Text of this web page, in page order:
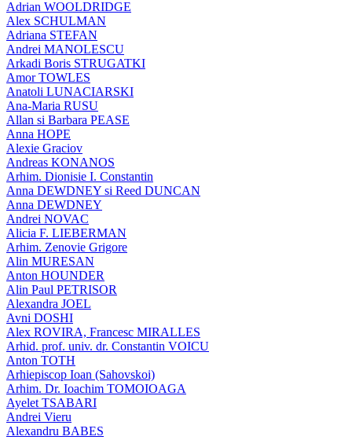
Adrian WOOLDRIDGE
Alex SCHULMAN
Adriana STEFAN
Andrei MANOLESCU
Arkadi Boris STRUGATKI
Amor TOWLES
Anatoli LUNACIARSKI
Ana-Maria RUSU
Allan si Barbara PEASE
Anna HOPE
Alexie Graciov
Andreas KONANOS
Arhim. Dionisie I. Constantin
Anna DEWDNEY si Reed DUNCAN
Anna DEWDNEY
Andrei NOVAC
Alicia F. LIEBERMAN
Arhim. Zenovie Grigore
Alin MURESAN
Anton HOUNDER
Alin Paul PETRISOR
Alexandra JOEL
Avni DOSHI
Alex ROVIRA, Francesc MIRALLES
Arhid. prof. univ. dr. Constantin VOICU
Anton TOTH
Arhiepiscop Ioan (Sahovskoi)
Arhim. Dr. Ioachim TOMOIOAGA
Ayelet TSABARI
Andrei Vieru
Alexandru BABES